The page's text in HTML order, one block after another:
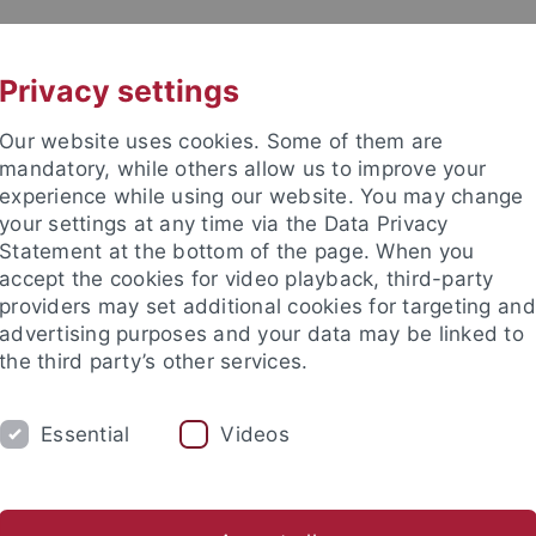
(TüSE)
Informationen für Lehramtsstudierende
Tübingen School of Education (TüSE)
Privacy settings
Our website uses cookies. Some of them are
mandatory, while others allow us to improve your
experience while using our website. You may change
your settings at any time via the Data Privacy
Statement at the bottom of the page. When you
accept the cookies for video playback, third-party
providers may set additional cookies for targeting and
advertising purposes and your data may be linked to
the third party’s other services.
Essential Videos